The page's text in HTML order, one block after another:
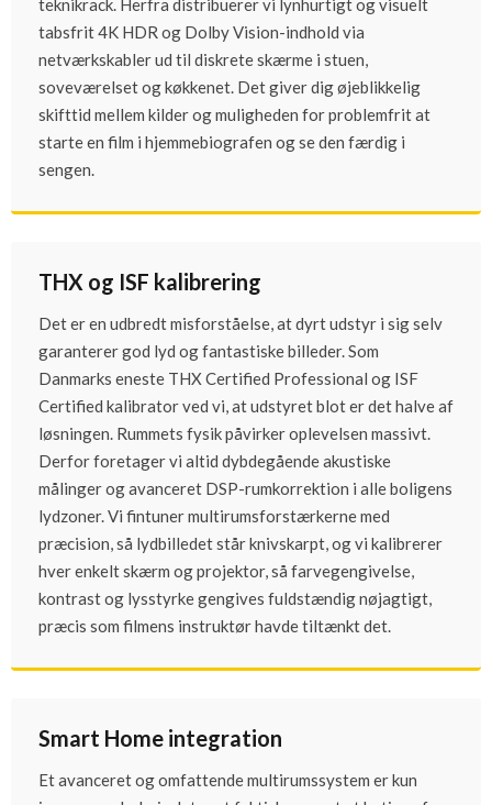
teknikrack. Herfra distribuerer vi lynhurtigt og visuelt
tabsfrit 4K HDR og Dolby Vision-indhold via
netværkskabler ud til diskrete skærme i stuen,
soveværelset og køkkenet. Det giver dig øjeblikkelig
skifttid mellem kilder og muligheden for problemfrit at
starte en film i hjemmebiografen og se den færdig i
sengen.
THX og ISF kalibrering
Det er en udbredt misforståelse, at dyrt udstyr i sig selv
garanterer god lyd og fantastiske billeder. Som
Danmarks eneste THX Certified Professional og ISF
Certified kalibrator ved vi, at udstyret blot er det halve af
løsningen. Rummets fysik påvirker oplevelsen massivt.
Derfor foretager vi altid dybdegående akustiske
målinger og avanceret DSP-rumkorrektion i alle boligens
lydzoner. Vi fintuner multirumsforstærkerne med
præcision, så lydbilledet står knivskarpt, og vi kalibrerer
hver enkelt skærm og projektor, så farvegengivelse,
kontrast og lysstyrke gengives fuldstændig nøjagtigt,
præcis som filmens instruktør havde tiltænkt det.
Smart Home integration
Et avanceret og omfattende multirumssystem er kun